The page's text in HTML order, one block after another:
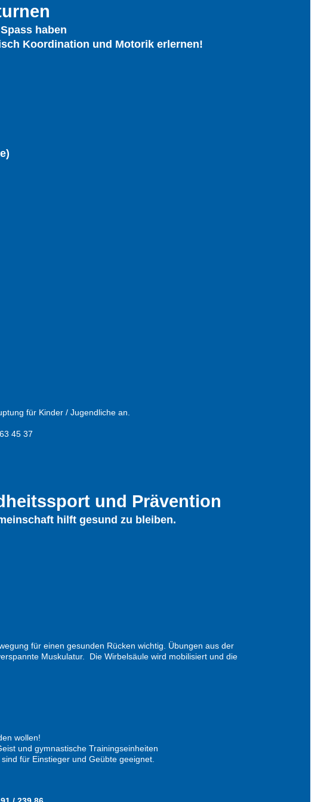
haben
Koordination und Motorik erlernen!
für Kinder / Jugendliche an.
45 37
und Prävention
hilft gesund zu bleiben.
für einen gesunden Rücken wichtig. Übungen aus der
Muskulatur. Die Wirbelsäule wird mobilisiert und die
wollen!
und gymnastische Trainingseinheiten
für Einstieger und Geübte geeignet.